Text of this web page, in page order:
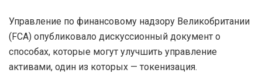
Управление по финансовому надзору Великобритании
(FCA) опубликовало дискуссионный документ о
способах, которые могут улучшить управление
активами, один из которых — токенизация.